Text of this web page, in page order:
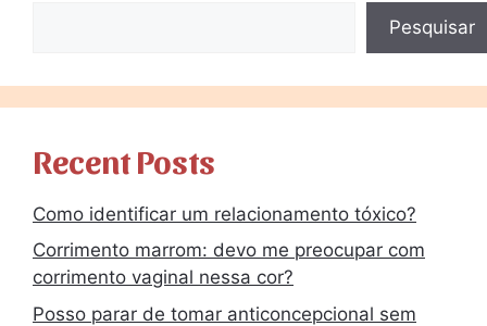
Pesquisar
Recent Posts
Como identificar um relacionamento tóxico?
Corrimento marrom: devo me preocupar com
corrimento vaginal nessa cor?
Posso parar de tomar anticoncepcional sem